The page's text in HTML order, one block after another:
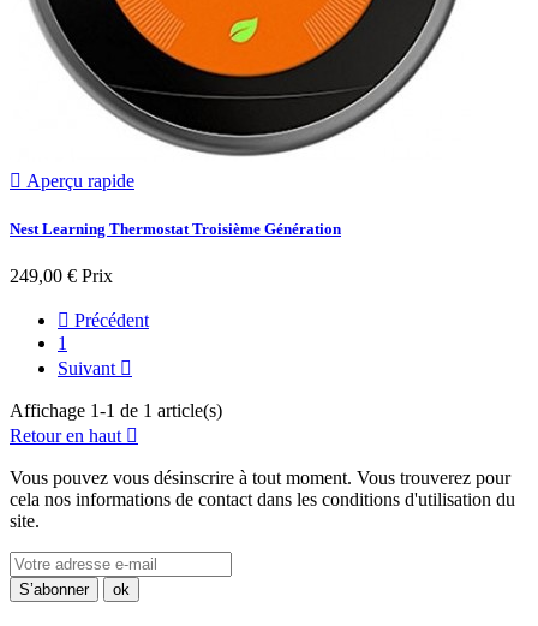
 Aperçu rapide
Nest Learning Thermostat Troisième Génération
249,00 € Prix
 Précédent
1
Suivant 
Affichage 1-1 de 1 article(s)
Retour en haut 
Vous pouvez vous désinscrire à tout moment. Vous trouverez pour
cela nos informations de contact dans les conditions d'utilisation du
site.